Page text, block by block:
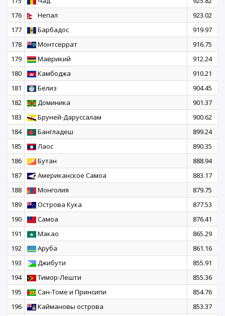
176
Непал
923.02
177
Барбадос
919.97
178
Монтсеррат
916.75
179
Маврикий
912.24
180
Камбоджа
910.21
181
Белиз
904.45
182
Доминика
901.37
183
Бруней-Даруссалам
900.62
184
Бангладеш
899.24
185
Лаос
890.35
186
Бутан
888.94
187
Американское Самоа
883.17
188
Монголия
879.75
189
Острова Кука
877.53
190
Самоа
876.41
191
Макао
865.29
192
Аруба
861.16
193
Джибути
855.91
194
Тимор-Лешти
855.36
195
Сан-Томе и Принсипи
854.76
196
Каймановы острова
853.37